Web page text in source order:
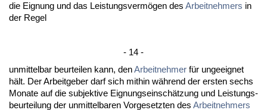
die Eig­nung und das Leis­tungs­vermögen des Ar­beit­neh­mers in
der Re­gel
- 14 -
un­mit­tel­bar be­ur­tei­len kann, denAr­beit­neh­mer für un­ge­eig­net
hält. Der Ar­beit­ge­ber darf sich mit­hin während der ers­ten sechs
Mo­na­te auf die sub­jek­ti­ve Eig­nungs­einschätzung und Leis­tungs­
be­ur­tei­lung der un­mit­tel­ba­ren Vor­ge­setz­ten des Ar­beit­neh­mers